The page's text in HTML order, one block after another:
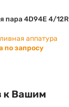
пара 4D94E 4/12R
аппатура
по запросу
к Вашим